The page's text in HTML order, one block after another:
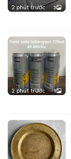
2 phút trước 3
2 phút trước 1